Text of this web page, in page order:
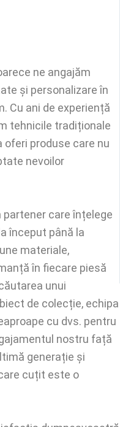
ne angajăm
și personalizare în
Cu ani de experiență
tehnicile tradiționale
oferi produse care nu
nevoilor
partener care înțelege
început până la
materiale,
în fiecare piesă
unui
de colecție, echipa
cu dvs. pentru
nostru față
generație și
cuțit este o